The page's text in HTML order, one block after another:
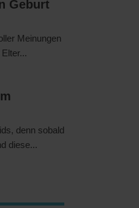
Geburt
Meinungen
denn sobald
diese...